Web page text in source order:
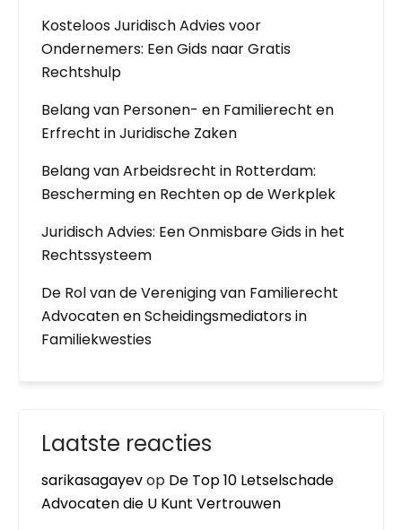
Kosteloos Juridisch Advies voor
Ondernemers: Een Gids naar Gratis
Rechtshulp
Belang van Personen- en Familierecht en
Erfrecht in Juridische Zaken
Belang van Arbeidsrecht in Rotterdam:
Bescherming en Rechten op de Werkplek
Juridisch Advies: Een Onmisbare Gids in het
Rechtssysteem
De Rol van de Vereniging van Familierecht
Advocaten en Scheidingsmediators in
Familiekwesties
Laatste reacties
sarikasagayevop De Top 10 Letselschade
Advocaten die U Kunt Vertrouwen